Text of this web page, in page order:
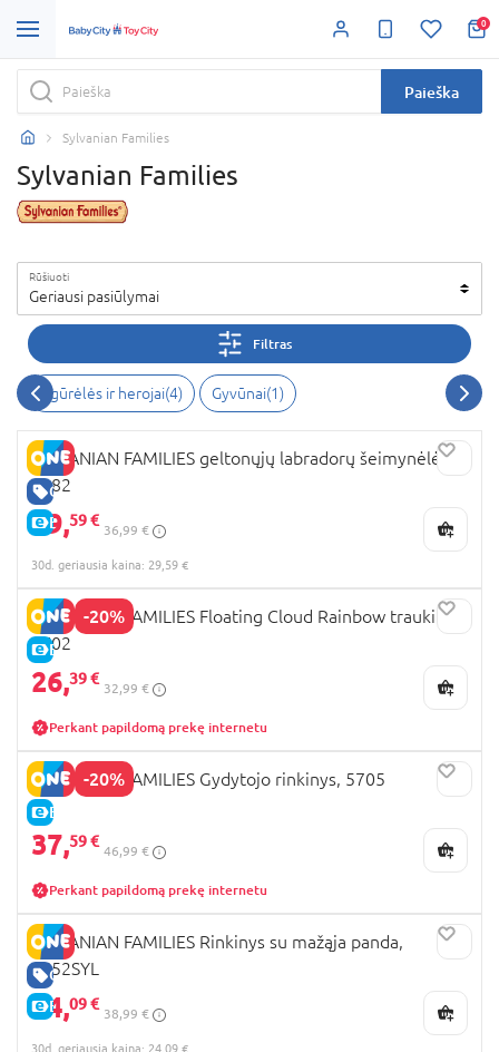
0
Paieška
Sylvanian Families
Sylvanian Families
Rūšiuoti
Geriausi pasiūlymai
Filtras
Figūrėlės ir herojai(4) Gyvūnai(1)
GERA KAINA
E-KAINA
SYLVANIAN FAMILIES geltonųjų labradorų šeimynėlė,
5182
29,59 €
36,99 €
30d. geriausia kaina: 29,59 €
-20%
E-KAINA
SYLVANIAN FAMILIES Floating Cloud Rainbow traukinys,
5702
26,39 €
32,99 €
Perkant papildomą prekę internetu
-20%
E-KAINA
SYLVANIAN FAMILIES Gydytojo rinkinys, 5705
37,59 €
46,99 €
Perkant papildomą prekę internetu
GERA KAINA
E-KAINA
SYLVANIAN FAMILIES Rinkinys su mažąja panda,
5652SYL
24,09 €
38,99 €
30d. geriausia kaina: 24,09 €